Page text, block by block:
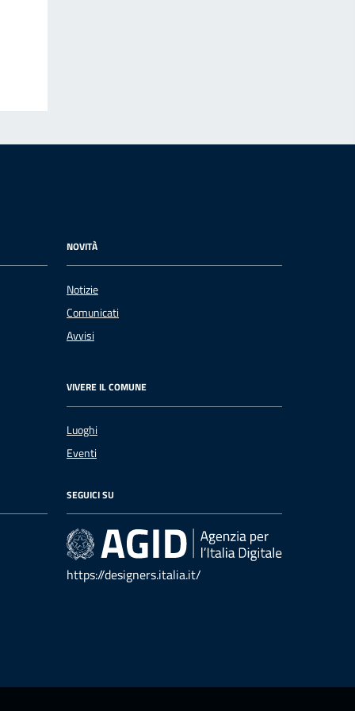
NOVITÀ
Notizie
Comunicati
Avvisi
VIVERE IL COMUNE
Luoghi
Eventi
SEGUICI SU
https://designers.italia.it/